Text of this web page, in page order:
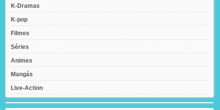
K-Dramas
K-pop
Filmes
Séries
Animes
Mangás
Live-Action